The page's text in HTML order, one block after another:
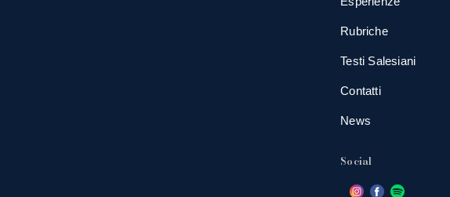
Rubriche
Testi Salesiani
Contatti
News
Social